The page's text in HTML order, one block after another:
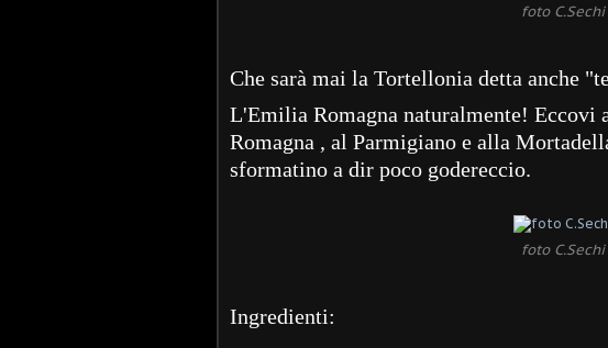
foto C.Sechi
Che sarà mai la Tortellonia detta anche
L'Emilia Romagna naturalmente!
Romagna , al Parmigiano e alla
sformatino a dir poco godereccio.
foto C.Sechi
Ingredienti: